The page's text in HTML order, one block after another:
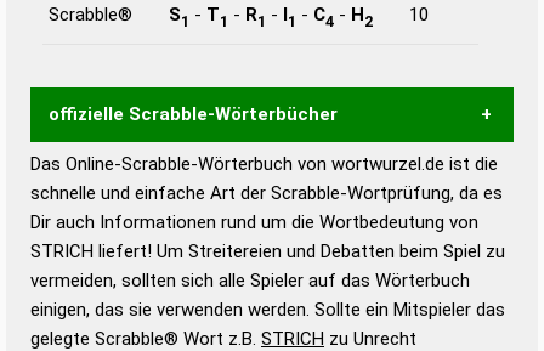
Scrabble® S1 - T1 - R1 - I1 - C4 - H2 10
offizielle Scrabble-Wörterbücher
Wortwurzel liefert mit Hilfe eines semantischen
Wortanalyse-Algorithmus gute Anhaltspunkte zu
Wortbedeutung, Worttrennung und Wortform, um die
Gültigkeit eines Wortes für das Scrabble-Spiel zu
bestimmen!
zugelassene Turnier Scrabble-
Wörterbücher sind:
Das Online-Scrabble-Wörterbuch von wortwurzel.de ist die
schnelle und einfache Art der Scrabble-Wortprüfung, da es
Dir auch Informationen rund um die Wortbedeutung von
STRICH liefert! Um Streitereien und Debatten beim Spiel zu
vermeiden, sollten sich alle Spieler auf das Wörterbuch
einigen, das sie verwenden werden. Sollte ein Mitspieler das
gelegte Scrabble® Wort z.B. STRICH zu Unrecht